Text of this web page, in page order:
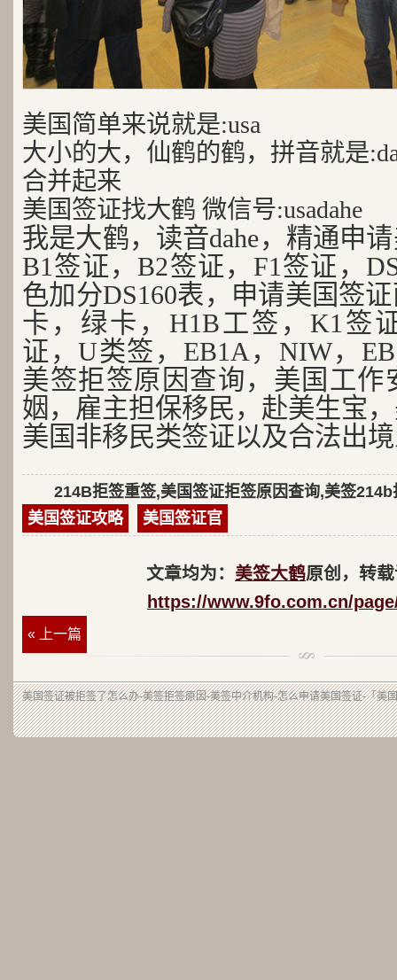
美国简单来说就是:usa
大小的大，仙鹤的鹤，拼音就是
合并起来
美国签证找大鹤 微信号:usadahe
我是大鹤，读音dahe，精通申
B1签证，B2签证，F1签证，
色加分DS160表，申请美国签
卡，绿卡，H1B工签，K1签
证，U类签，EB1A，NIW，
美签拒签原因查询，美国工作
姻，雇主担保移民，赴美生宝
美国非移民类签证以及合法出
214B拒签重签,美国签证拒签原因查询,美签214b
美国签证攻略
美国签证官
文章均为： 美签大鹤原创，转
https://www.9fo.com.cn/
« 上一篇
美国签证被拒签了怎么办-美签拒签原因-美签中介机构-怎么申请美国签证-「美